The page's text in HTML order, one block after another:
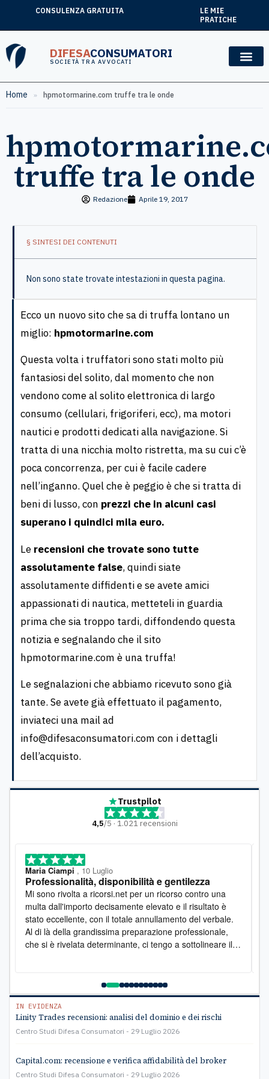
CONSULENZA GRATUITA
LE MIE
PRATICHE
DIFESACONSUMATORI
SOCIETÀ TRA AVVOCATI
Home » hpmotormarine.com truffe tra le onde
truffe tra le onde
Redazione Aprile 19, 2017
§ SINTESI DEI CONTENUTI
Non sono state trovate intestazioni in questa pagina.
Ecco un nuovo sito che sa di truffa lontano un
miglio: hpmotormarine.com
Questa volta i truffatori sono stati molto più
fantasiosi del solito, dal momento che non
vendono come al solito elettronica di largo
consumo (cellulari, frigoriferi, ecc), ma motori
nautici e prodotti dedicati alla navigazione. Si
tratta di una nicchia molto ristretta, ma su cui c’è
poca concorrenza, per cui è facile cadere
nell’inganno. Quel che è peggio è che si tratta di
beni di lusso, con prezzi che in alcuni casi
superano i quindici mila euro.
Le recensioni che trovate sono tutte
assolutamente false, quindi siate
assolutamente diffidenti e se avete amici
appassionati di nautica, metteteli in guardia
prima che sia troppo tardi, diffondendo questa
notizia e segnalando che il sito
hpmotormarine.com è una truffa!
Le segnalazioni che abbiamo ricevuto sono già
tante. Se avete già effettuato il pagamento,
inviateci una mail ad
info@difesaconsumatori.com con i dettagli
dell’acquisto.
Trustpilot
4,5/5 · 1.021 recensioni
Maria Ciampi , 10 Luglio
Professionalità, disponibilità e gentilezza
Mi sono rivolta a ricorsi.net per un ricorso contro una
multa dall'importo decisamente elevato e il risultato è
stato eccellente, con il totale annullamento del verbale.
Al di là della grandissima preparazione professionale,
che si è rivelata determinante, ci tengo a sottolineare il
IN EVIDENZA
Linity Trades recensioni: analisi del dominio e dei rischi
Centro Studi Difesa Consumatori 29 Luglio 2026
Capital.com: recensione e verifica affidabilità del broker
Centro Studi Difesa Consumatori 29 Luglio 2026